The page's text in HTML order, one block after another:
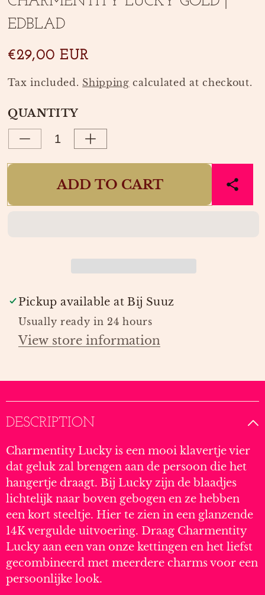
modal
in
EDBLAD
€29,00 EUR
Tax included. Shipping calculated at checkout.
QUANTITY
Decrease
CHARMENTITY
GOLD
Increase
CHARMENTITY
GOLD
ADD TO CART
Pickup available atBij Suuz
Usually ready in 24 hours
View store information
DESCRIPTION
Charmentity Lucky is een mooi klavertje vier
dat geluk zal brengen aan de persoon die het
hangertje draagt. Bij Lucky zijn de blaadjes
lichtelijk naar boven gebogen en ze hebben
een kort steeltje. Hier te zien in een glanzende
14K vergulde uitvoering. Draag Charmentity
Lucky aan een van onze kettingen en het liefst
gecombineerd met meerdere charms voor een
persoonlijke look.